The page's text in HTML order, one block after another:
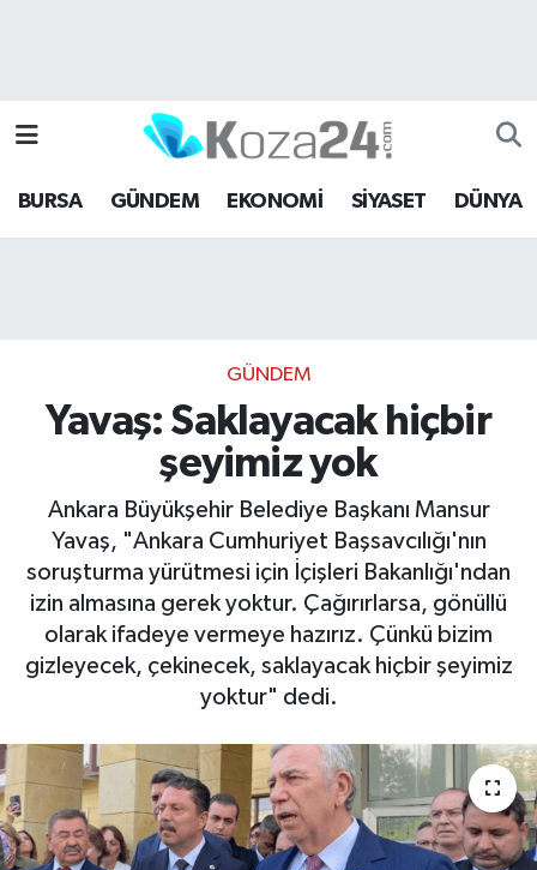
BURSA GÜNDEM EKONOMİ SİYASET DÜNYA
GÜNDEM
Yavaş: Saklayacak hiçbir
şeyimiz yok
Ankara Büyükşehir Belediye Başkanı Mansur
Yavaş, "Ankara Cumhuriyet Başsavcılığı'nın
soruşturma yürütmesi için İçişleri Bakanlığı'ndan
izin almasına gerek yoktur. Çağırırlarsa, gönüllü
olarak ifadeye vermeye hazırız. Çünkü bizim
gizleyecek, çekinecek, saklayacak hiçbir şeyimiz
yoktur" dedi.
Bursa Hava Durumu
Bursa Namaz Vakitleri
Son Dakika Haberleri
Haber Arşivi